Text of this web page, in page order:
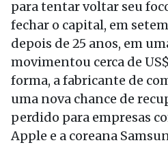
para tentar voltar seu
fechar o capital, em
depois de 25 anos, em
movimentou cerca de
forma, a fabricante de
uma nova chance de
perdido para empresas
Apple e a coreana